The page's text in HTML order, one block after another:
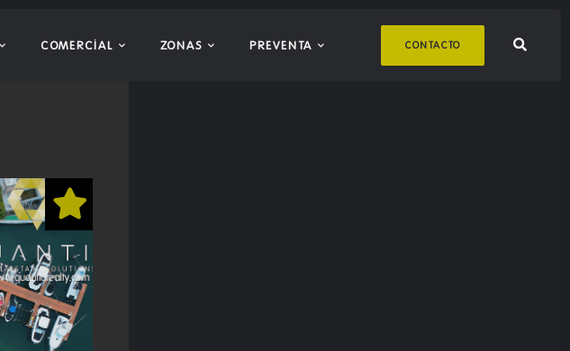
COMERCIAL ZONAS PREVENTA CONTACTO